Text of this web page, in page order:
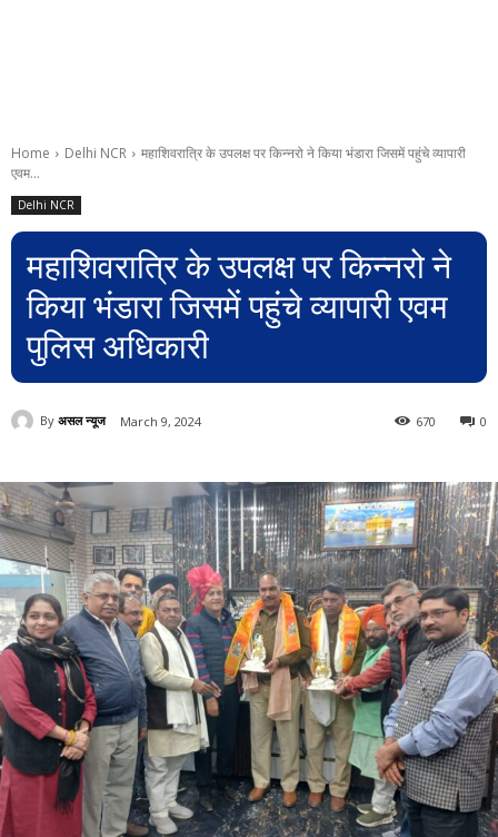
Home Delhi NCR
महाशिवरात्रि के उपलक्ष पर किन्नरो ने किया भंडारा जिसमें पहुंचे व्यापारी
एवम...
Delhi NCR
महाशिवरात्रि के उपलक्ष पर किन्नरो ने
किया भंडारा जिसमें पहुंचे व्यापारी एवम
पुलिस अधिकारी
By असल न्यूज March 9, 2024 0
670